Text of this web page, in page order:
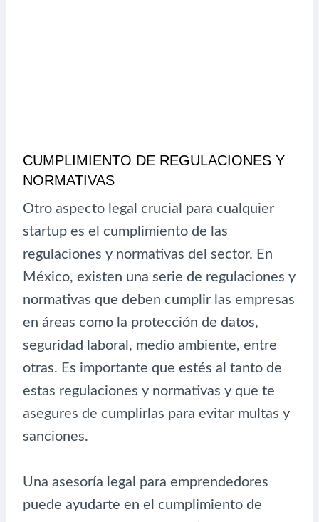
CUMPLIMIENTO DE REGULACIONES Y
NORMATIVAS
Otro aspecto legal crucial para cualquier
startup es el cumplimiento de las
regulaciones y normativas del sector. En
México, existen una serie de regulaciones y
normativas que deben cumplir las empresas
en áreas como la protección de datos,
seguridad laboral, medio ambiente, entre
otras. Es importante que estés al tanto de
estas regulaciones y normativas y que te
asegures de cumplirlas para evitar multas y
sanciones.
Una asesoría legal para emprendedores
puede ayudarte en el cumplimiento de